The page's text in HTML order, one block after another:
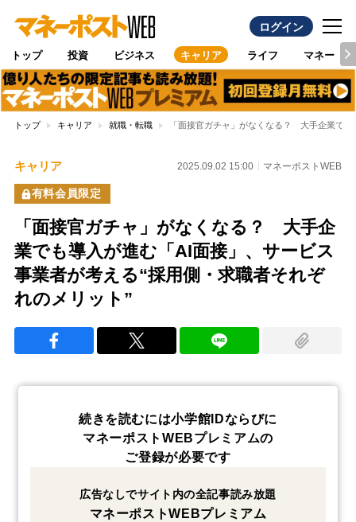
ログイン
トップ 投資 ビジネス キャリア ライフ マネー
トップ キャリア 就職・転職 「面接官ガチャ」がなくなる？ 大手企業で
キャリア 2025.09.02 15:00 マネーポストWEB
有料会員限定
「面接官ガチャ」がなくなる？ 大手企
業でも導入が進む「AI面接」、サービス
事業者が考える“採用側・求職者それぞ
れのメリット”
続きを読むには小学館IDならびに
マネーポストWEBプレミアムの
ご登録が必要です
広告なしでサイト内の全記事読み放題
マネーポストWEBプレミアム